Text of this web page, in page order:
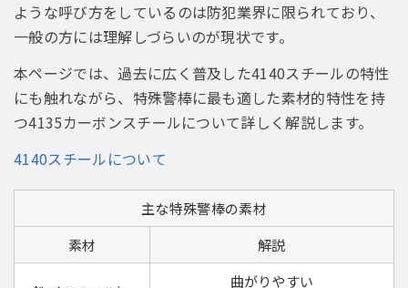
ような呼び方をしているのは防犯業界に限られており、
一般の方には理解しづらいのが現状です。
本ページでは、過去に広く普及した4140スチールの特性
にも触れながら、特殊警棒に最も適した素材的特性を持
つ4135カーボンスチールについて詳しく解説します。
4140スチールについて
主な特殊警棒の素材
素材
解説
曲がりやすい